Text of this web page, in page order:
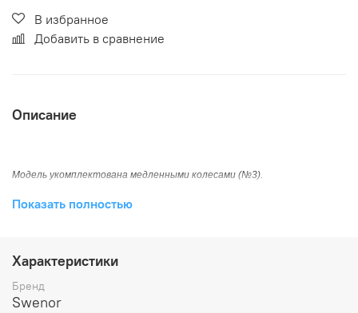
В избранное
Добавить в сравнение
Описание
Модель укомплектована медленными колесами (№3).
Платформа изготовлена из дерева и
Превосходное гашение вибрации.
коньковым ходом
Показать полностью
Характеристики
Бренд
Swenor